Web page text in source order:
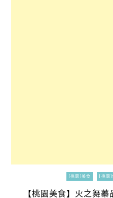
[桃園]美食 [桃園]
【桃園美食】火之舞